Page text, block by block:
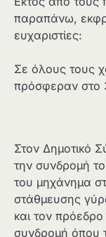
παραπάνω,
ευχαριστίες:
Σε όλους τους
πρόσφεραν στο
Στον Δημοτικό
την συνδρομή
του μηχάνημα
στάθμευσης
και τον
συνδρομή όπου